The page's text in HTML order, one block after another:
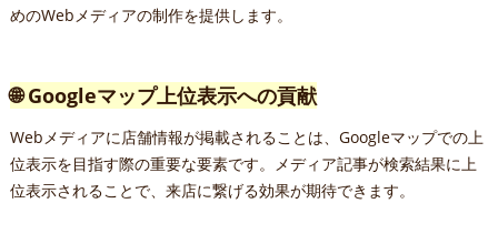
めのWebメディアの制作を提供します。
🌐 Googleマップ上位表示への貢献
Webメディアに店舗情報が掲載されることは、Googleマップでの上
位表示を目指す際の重要な要素です。メディア記事が検索結果に上
位表示されることで、来店に繋げる効果が期待できます。